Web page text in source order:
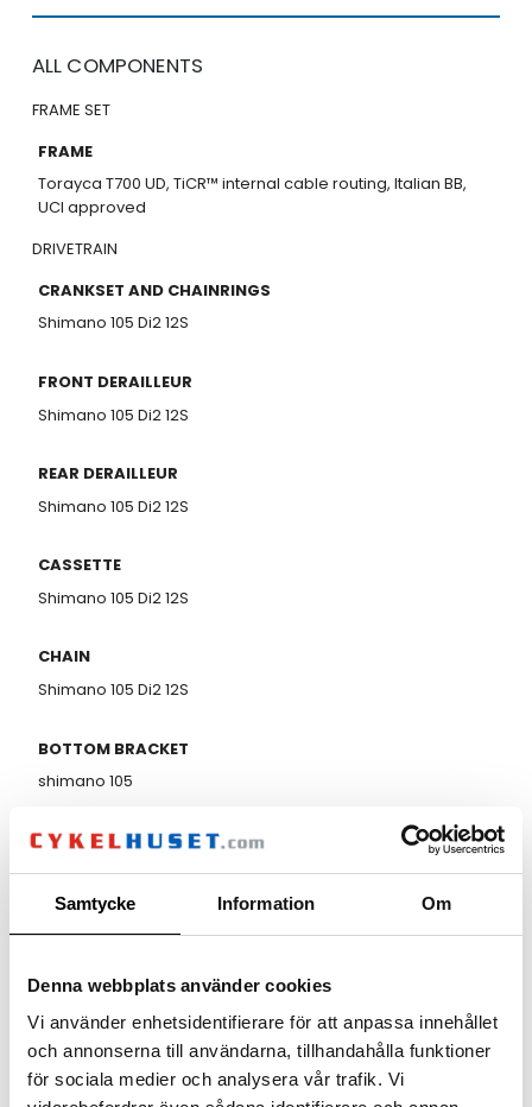
Samtycke Information Om
Denna webbplats använder cookies
Vi använder enhetsidentifierare för att anpassa innehållet
och annonserna till användarna, tillhandahålla funktioner
för sociala medier och analysera vår trafik. Vi
ALL COMPONENTS
FRAME SET
FRAME
Torayca T700 UD, TiCR™ internal cable routing, Italian BB,
UCI approved
DRIVETRAIN
CRANKSET AND CHAINRINGS
Shimano 105 Di2 12S
FRONT DERAILLEUR
Shimano 105 Di2 12S
REAR DERAILLEUR
Shimano 105 Di2 12S
CASSETTE
Shimano 105 Di2 12S
CHAIN
Shimano 105 Di2 12S
BOTTOM BRACKET
shimano 105
Shimano 105 2 pistons caliper, 160mm rotor
Shimano 105 2 pistons caliper, 160mm rotor
COCKPIT
HANDLEBAR